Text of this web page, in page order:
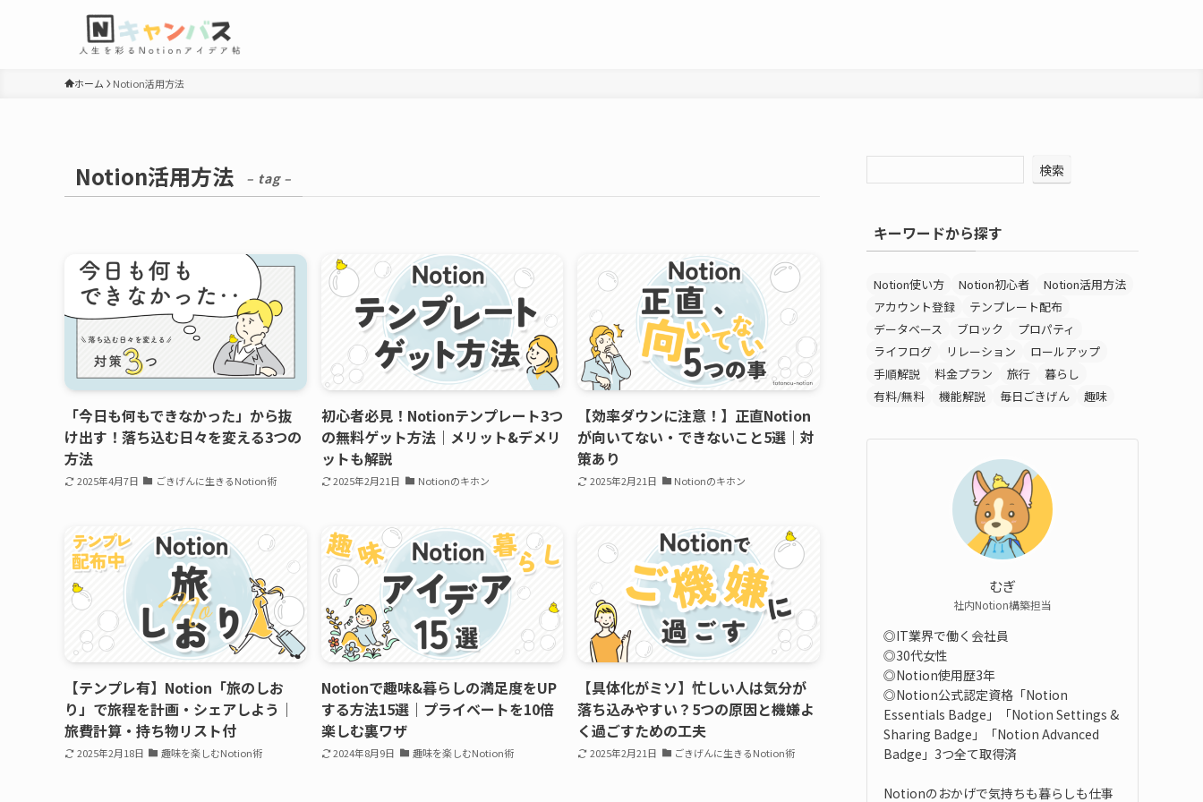
ホーム Notion活用方法
Notion活用方法 – tag –
「今日も何もできなかった」から抜
け出す！落ち込む日々を変える3つの
方法
2025年4月7日 ごきげんに生きるNotion術
初心者必見！Notionテンプレート3つ
の無料ゲット方法｜メリット&デメリ
ットも解説
2025年2月21日 Notionのキホン
【効率ダウンに注意！】正直Notion
が向いてない・できないこと5選｜対
策あり
2025年2月21日 Notionのキホン
【テンプレ有】Notion「旅のしお
り」で旅程を計画・シェアしよう｜
旅費計算・持ち物リスト付
2025年2月18日 趣味を楽しむNotion術
Notionで趣味&暮らしの満足度をUP
する方法15選｜プライベートを10倍
楽しむ裏ワザ
2024年8月9日 趣味を楽しむNotion術
【具体化がミソ】忙しい人は気分が
落ち込みやすい？5つの原因と機嫌よ
く過ごすための工夫
2025年2月21日 ごきげんに生きるNotion術
検索
キーワードから探す
Notion使い方 Notion初心者
Notion活用方法
アカウント登録
テンプレート配布
データベース
ブロック
プロパティ
ライフログ
リレーション
ロールアップ
手順解説
料金プラン 旅行
暮らし
有料/無料
機能解説 毎日ごきげん 趣味
むぎ
社内Notion構築担当
◎IT業界で働く会社員
◎30代女性
◎Notion使用歴3年
◎Notion公式認定資格「Notion
Essentials Badge」「Notion Settings &
Sharing Badge」「Notion Advanced
Badge」3つ全て取得済
Notionのおかげで気持ちも暮らしも仕事